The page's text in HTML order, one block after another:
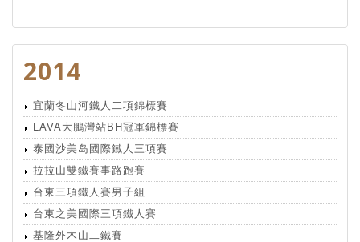
2014
宜蘭冬山河鐵人二項錦標賽
LAVA大鵬灣站BH冠軍錦標賽
泰國沙美岛國際鐵人三項賽
拉拉山雙鐵賽事路跑賽
台東三項鐵人賽男子組
台東之美國際三項鐵人賽
基隆外木山二鐵賽